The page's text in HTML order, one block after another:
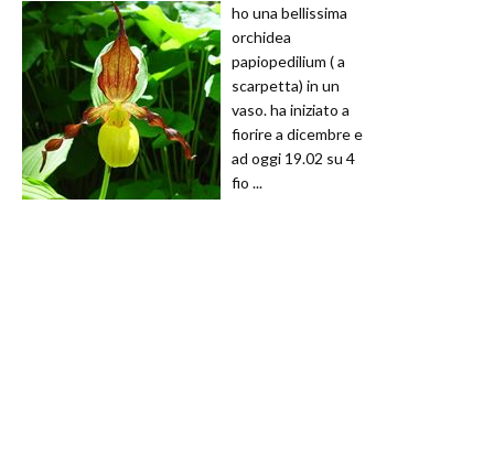
ho una bellissima
orchidea
papiopedilium ( a
scarpetta) in un
vaso. ha iniziato a
fiorire a dicembre e
ad oggi 19.02 su 4
fio ...